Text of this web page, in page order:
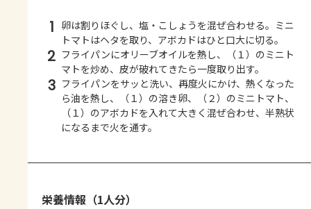
1 卵は割りほぐし、塩・こしょうを混ぜ合わせる。ミニ
トマトはヘタを取り、アボカドはひと口大に切る。
2 フライパンにオリーブオイルを熱し、（１）のミニト
マトを炒め、皮が破れてきたら一度取り出す。
3 フライパンをサッと洗い、再度火にかけ、熱くなった
ら油を熱し、（１）の溶き卵、（２）のミニトマト、
（１）のアボカドを入れて大きく混ぜ合わせ、半熟状
になるまで火を通す。
栄養情報（1人分）